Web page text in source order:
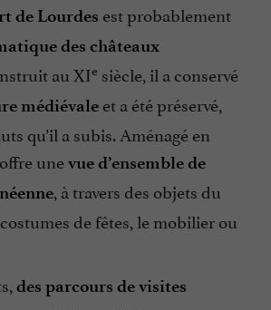
de Lourdes est probablement
des châteaux
au XIe siècle, il a conservé
médiévale et a été préservé,
qu’il a subis. Aménagé en
unevue d’ensemble de
, à travers des objets du
de fêtes, le mobilier ou
des parcours de visites